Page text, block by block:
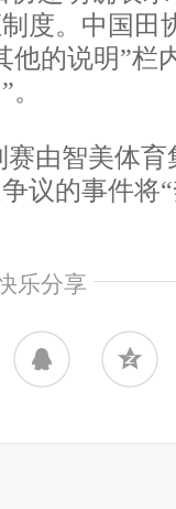
度。中国田
他的说明”栏
由智美体育
议的事件将
乐分享